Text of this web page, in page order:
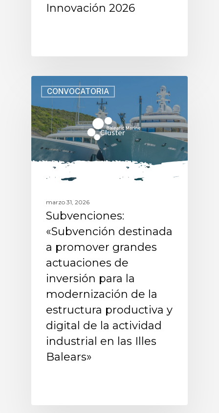
Innovación 2026
CONVOCATORIA
marzo 31, 2026
Subvenciones:
«Subvención destinada
a promover grandes
actuaciones de
inversión para la
modernización de la
estructura productiva y
digital de la actividad
industrial en las Illes
Balears»